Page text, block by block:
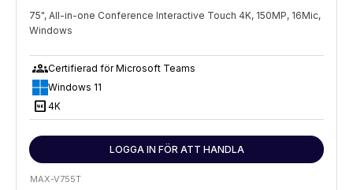
75", All-in-one Conference Interactive Touch 4K, 150MP, 16Mic,
Windows
groupsCertifierad för Microsoft Teams
Windows 11
4K 4K
LOGGA IN FÖR ATT HANDLA
MAX-V755T